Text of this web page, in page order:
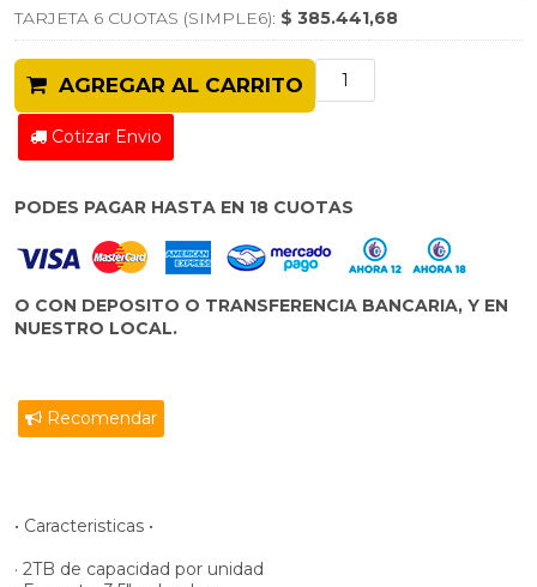
TARJETA 6 CUOTAS (SIMPLE6): $ 385.441,68
AGREGAR AL CARRITO
Cotizar Envio
PODES PAGAR HASTA EN 18 CUOTAS
O CON DEPOSITO O TRANSFERENCIA BANCARIA, Y EN
NUESTRO LOCAL.
Recomendar
• Caracteristicas •
· 2TB de capacidad por unidad